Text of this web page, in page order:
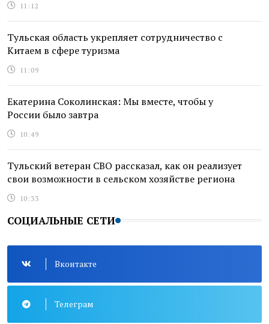
11:12
Тульская область укрепляет сотрудничество с
Китаем в сфере туризма
11:09
Екатерина Соколинская: Мы вместе, чтобы у
России было завтра
10:49
Тульский ветеран СВО рассказал, как он реализует
свои возможности в сельском хозяйстве региона
10:33
СОЦИАЛЬНЫЕ СЕТИ
Вконтакте
Телеграм